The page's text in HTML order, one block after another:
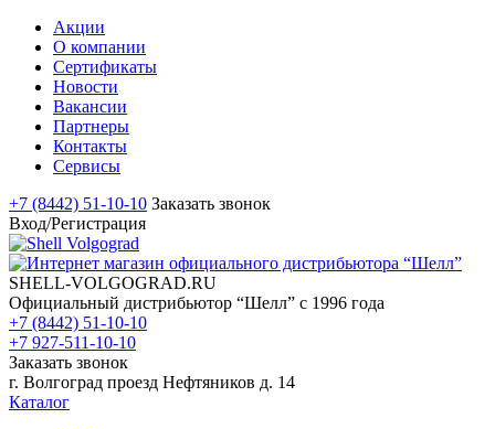
Акции
О компании
Сертификаты
Новости
Вакансии
Партнеры
Контакты
Сервисы
+7 (8442) 51-10-10 Заказать звонок
Вход/Регистрация
SHELL-VOLGOGRAD.RU
Официальный дистрибьютор “Шелл” с 1996 года
+7 (8442) 51-10-10
+7 927-511-10-10
Заказать звонок
г. Волгоград проезд Нефтяников д. 14
Каталог